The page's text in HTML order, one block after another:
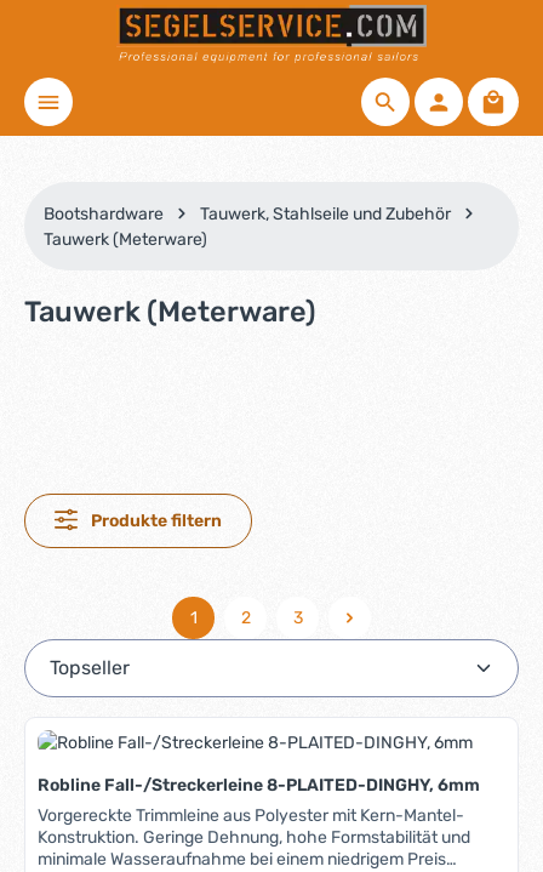
Zum Hauptinhalt springen
Bootshardware
Tauwerk, Stahlseile und Zubehör
Tauwerk (Meterware)
Tauwerk (Meterware)
Produkte filtern
Seite
1
Seite
2
Seite
3
Robline Fall-/Streckerleine 8-PLAITED-DINGHY, 6mm
Vorgereckte Trimmleine aus Polyester mit Kern-Mantel-
Konstruktion. Geringe Dehnung, hohe Formstabilität und
minimale Wasseraufnahme bei einem niedrigem Preis